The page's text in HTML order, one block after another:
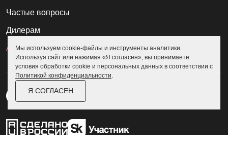
Частые вопросы
Дилерам
Акции
Мы используем cookie-файлы и инструменты аналитики.
Используя сайт или нажимая «Я согласен», вы принимаете
условия обработки cookie и персональных данных в соответствии с
Политикой конфиденциальности.
Я СОГЛАСЕН